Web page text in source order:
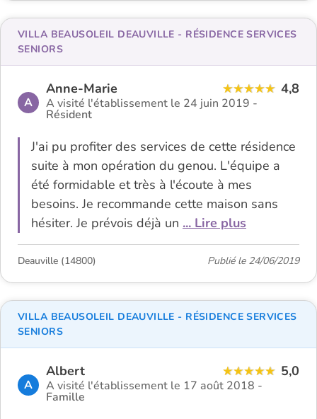
A
Anne-Marie 4,8
A visité l'établissement le 24 juin 2019 -
Résident
J'ai pu profiter des services de cette résidence
suite à mon opération du genou. L'équipe a
été formidable et très à l'écoute à mes
besoins. Je recommande cette maison sans
hésiter. Je prévois déjà un ... Lire plus
VILLA BEAUSOLEIL DEAUVILLE - RÉSIDENCE SERVICES
SENIORS
Deauville (14800) Publié le 24/06/2019
A
Albert 5,0
A visité l'établissement le 17 août 2018 -
Famille
VILLA BEAUSOLEIL DEAUVILLE - RÉSIDENCE SERVICES
SENIORS